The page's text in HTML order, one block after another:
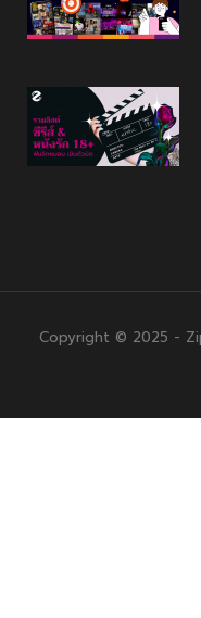
Copyright © 2025 -